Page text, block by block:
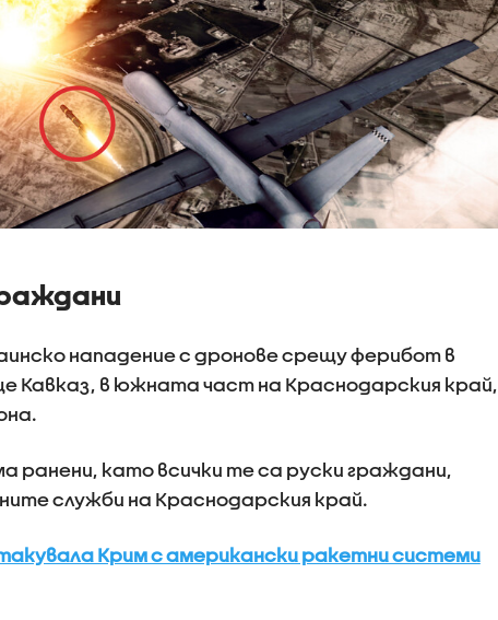
нападение с дронове срещу ферибот в
Кавказ, в южната част на Краснодарския край,
ранени, като всички те са руски граждани,
служби на Краснодарския край.
Крим с американски ракетни системи